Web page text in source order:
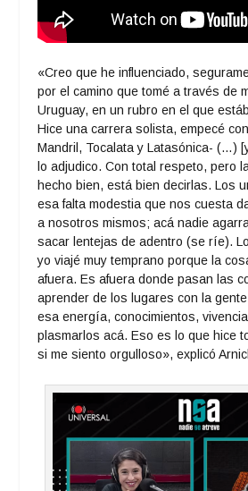
«Creo que he influenciado,
por el camino que tomé a través de
Uruguay, en un rubro en el que
Hice una carrera solista, empecé
Mandril, Tocalata y Latasónica- (…)
lo adjudico. Con total respeto, pero
hecho bien, está bien decirlas. Los
esa falta modestia que nos cuesta
a nosotros mismos; acá nadie
sacar lentejas de adentro (se ríe).
yo viajé muy temprano porque la
afuera. Es afuera donde pasan las
aprender de los lugares con la
esa energía, conocimientos,
plasmarlos acá. Eso es lo que hice
si me siento orgulloso», explicó